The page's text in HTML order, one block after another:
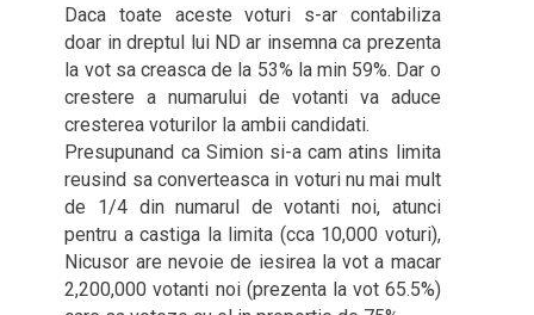
Daca toate aceste voturi s-ar contabiliza
doar in dreptul lui ND ar insemna ca prezenta
la vot sa creasca de la 53% la min 59%. Dar o
crestere a numarului de votanti va aduce
cresterea voturilor la ambii candidati.
Presupunand ca Simion si-a cam atins limita
reusind sa converteasca in voturi nu mai mult
de 1/4 din numarul de votanti noi, atunci
pentru a castiga la limita (cca 10,000 voturi),
Nicusor are nevoie de iesirea la vot a macar
2,200,000 votanti noi (prezenta la vot 65.5%)